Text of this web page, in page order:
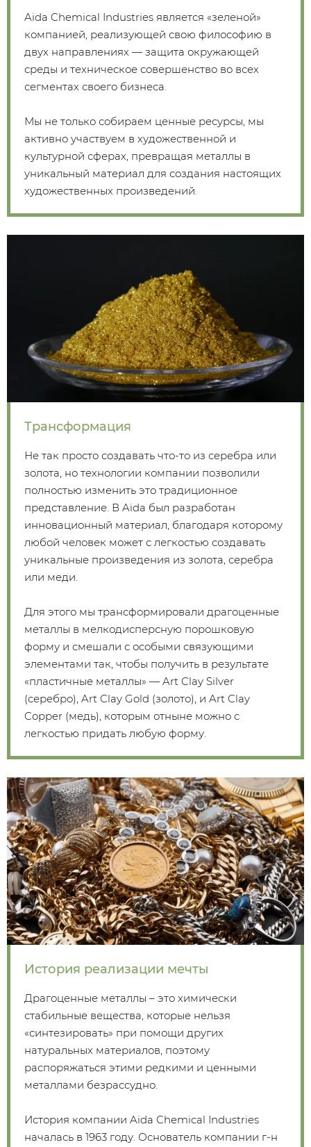
Aida Chemical Industries является «зеленой»
компанией, реализующей свою философию в
двух направлениях — защита окружающей
среды и техническое совершенство во всех
сегментах своего бизнеса.
Мы не только собираем ценные ресурсы, мы
активно участвуем в художественной и
культурной сферах, превращая металлы в
уникальный материал для создания настоящих
художественных произведений.
Трансформация
Не так просто создавать что-то из серебра или
золота, но технологии компании позволили
полностью изменить это традиционное
представление. В Aida был разработан
инновационный материал, благодаря которому
любой человек может с легкостью создавать
уникальные произведения из золота, серебра
или меди.
Для этого мы трансформировали драгоценные
металлы в мелкодисперсную порошковую
форму и смешали с особыми связующими
элементами так, чтобы получить в результате
«пластичные металлы» — Art Clay Silver
(серебро), Art Clay Gold (золото), и Art Clay
Copper (медь), которым отныне можно с
легкостью придать любую форму.
История реализации мечты
Драгоценные металлы – это химически
стабильные вещества, которые нельзя
«синтезировать» при помощи других
натуральных материалов, поэтому
распоряжаться этими редкими и ценными
металлами безрассудно.
История компании Aida Chemical Industries
началась в 1963 году. Основатель компании г-н